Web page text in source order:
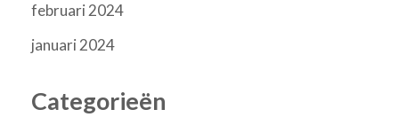
februari 2024
januari 2024
Categorieën